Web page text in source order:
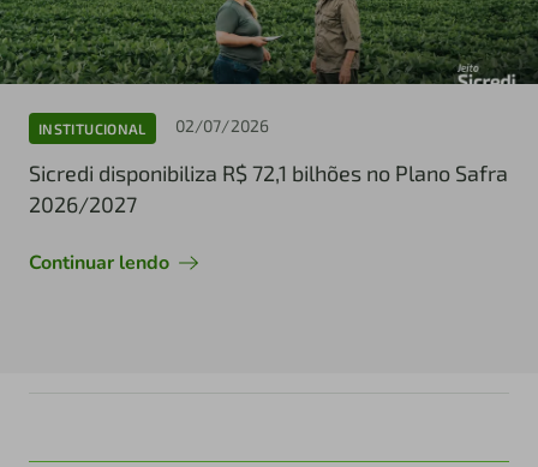
INSTITUCIONAL 02/07/2026
Sicredi disponibiliza R$ 72,1 bilhões no Plano Safra
2026/2027
Continuar lendo